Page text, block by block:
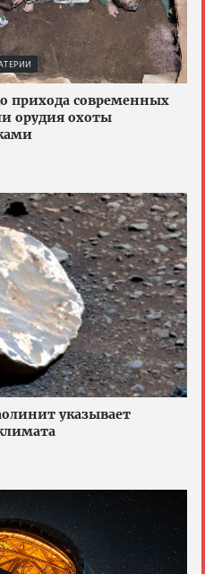
прихода современных
орудия охоты
указывает